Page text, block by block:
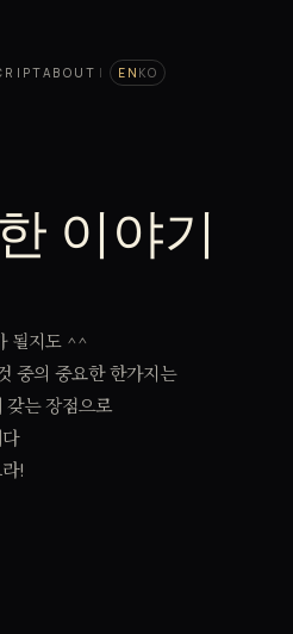
ABOUT | EN KO
이야기
될지도 ^^
중의 중요한 한가지는
갖는 장점으로
!